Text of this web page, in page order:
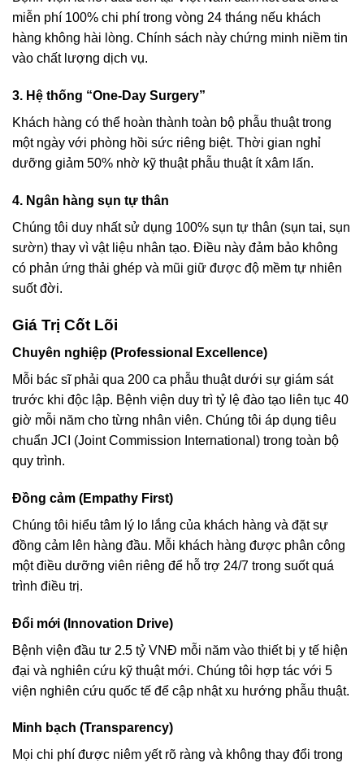
miễn phí 100% chi phí trong vòng 24 tháng nếu khách
hàng không hài lòng. Chính sách này chứng minh niềm tin
vào chất lượng dịch vụ.
3. Hệ thống “One-Day Surgery”
Khách hàng có thể hoàn thành toàn bộ phẫu thuật trong
một ngày với phòng hồi sức riêng biệt. Thời gian nghỉ
dưỡng giảm 50% nhờ kỹ thuật phẫu thuật ít xâm lấn.
4. Ngân hàng sụn tự thân
Chúng tôi duy nhất sử dụng 100% sụn tự thân (sụn tai, sụn
sườn) thay vì vật liệu nhân tạo. Điều này đảm bảo không
có phản ứng thải ghép và mũi giữ được độ mềm tự nhiên
suốt đời.
Giá Trị Cốt Lõi
Chuyên nghiệp (Professional Excellence)
Mỗi bác sĩ phải qua 200 ca phẫu thuật dưới sự giám sát
trước khi độc lập. Bệnh viện duy trì tỷ lệ đào tạo liên tục 40
giờ mỗi năm cho từng nhân viên. Chúng tôi áp dụng tiêu
chuẩn JCI (Joint Commission International) trong toàn bộ
quy trình.
Đồng cảm (Empathy First)
Chúng tôi hiểu tâm lý lo lắng của khách hàng và đặt sự
đồng cảm lên hàng đầu. Mỗi khách hàng được phân công
một điều dưỡng viên riêng để hỗ trợ 24/7 trong suốt quá
trình điều trị.
Đổi mới (Innovation Drive)
Bệnh viện đầu tư 2.5 tỷ VNĐ mỗi năm vào thiết bị y tế hiện
đại và nghiên cứu kỹ thuật mới. Chúng tôi hợp tác với 5
viện nghiên cứu quốc tế để cập nhật xu hướng phẫu thuật.
Minh bạch (Transparency)
Mọi chi phí được niêm yết rõ ràng và không thay đổi trong